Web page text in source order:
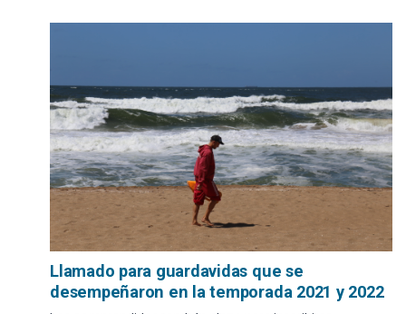
Llamado para guardavidas que se
desempeñaron en la temporada 2021 y 2022